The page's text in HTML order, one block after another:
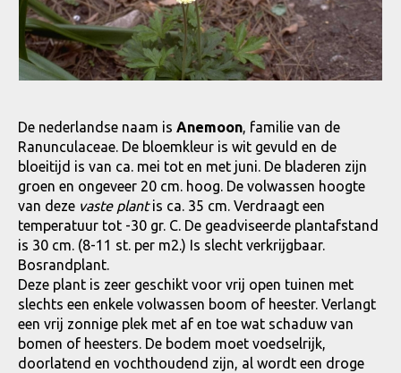
De nederlandse naam is Anemoon, familie van de
Ranunculaceae. De bloemkleur is wit gevuld en de
bloeitijd is van ca. mei tot en met juni. De bladeren zijn
groen en ongeveer 20 cm. hoog. De volwassen hoogte
van deze vaste plantis ca. 35 cm. Verdraagt een
temperatuur tot -30 gr. C. De geadviseerde plantafstand
is 30 cm. (8-11 st. per m2.) Is slecht verkrijgbaar.
Bosrandplant.
Deze plant is zeer geschikt voor vrij open tuinen met
slechts een enkele volwassen boom of heester. Verlangt
een vrij zonnige plek met af en toe wat schaduw van
bomen of heesters. De bodem moet voedselrijk,
doorlatend en vochthoudend zijn, al wordt een droge